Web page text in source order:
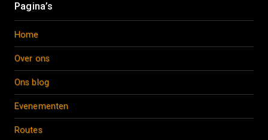
Pagina’s
Home
Over ons
Ons blog
Evenementen
Routes